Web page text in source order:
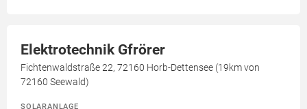
Elektrotechnik Gfrörer
Fichtenwaldstraße 22, 72160 Horb-Dettensee (19km von
72160 Seewald)
SOLARANLAGE